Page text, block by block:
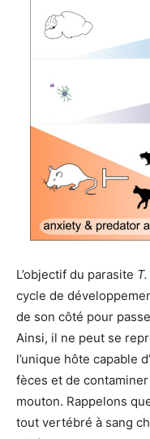
L’objectif du parasite
cycle de
de son côté pour
Ainsi, il ne peut se
l’unique hôte capable
fèces et de
mouton. Rappelons
tout vertébré à sang